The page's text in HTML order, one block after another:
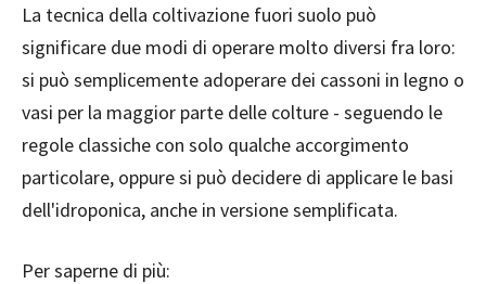
La tecnica della coltivazione fuori suolo può
significare due modi di operare molto diversi fra loro:
si può semplicemente adoperare dei cassoni in legno o
vasi per la maggior parte delle colture - seguendo le
regole classiche con solo qualche accorgimento
particolare, oppure si può decidere di applicare le basi
dell'idroponica, anche in versione semplificata.
Per saperne di più: